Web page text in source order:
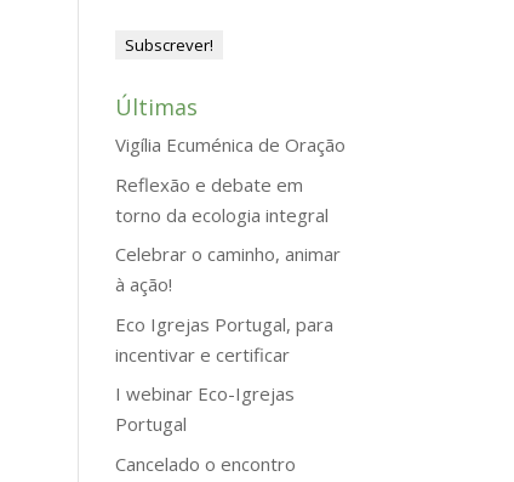
Últimas
Vigília Ecuménica de Oração
Reflexão e debate em
torno da ecologia integral
Celebrar o caminho, animar
à ação!
Eco Igrejas Portugal, para
incentivar e certificar
I webinar Eco-Igrejas
Portugal
Cancelado o encontro